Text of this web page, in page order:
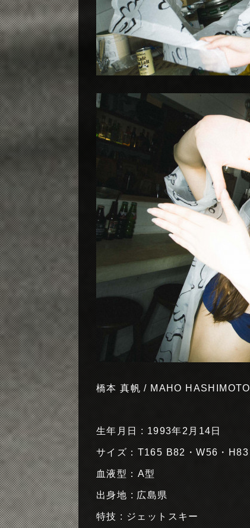
橋本 真帆 / MAHO HASHIMOTO
生年月日 : 1993年2月14日
サイズ：T165 B82・W56・H83
血液型：A型
出身地 : 広島県
特技 : ジェットスキー